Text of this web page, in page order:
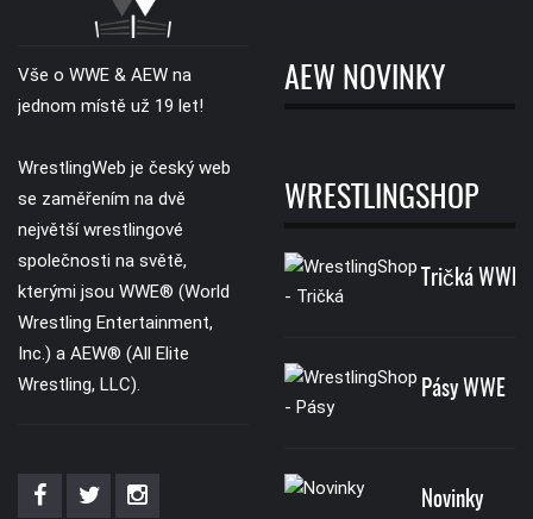
Vše o WWE & AEW na
jednom místě už 19 let!
WrestlingWeb je český web
se zaměřením na dvě
největší wrestlingové
společnosti na světě,
kterými jsou WWE® (World
Wrestling Entertainment,
Inc.) a AEW® (All Elite
Wrestling, LLC).
AEW NOVINKY
WRESTLINGSHOP
Tričká WWE
Pásy WWE
Novinky